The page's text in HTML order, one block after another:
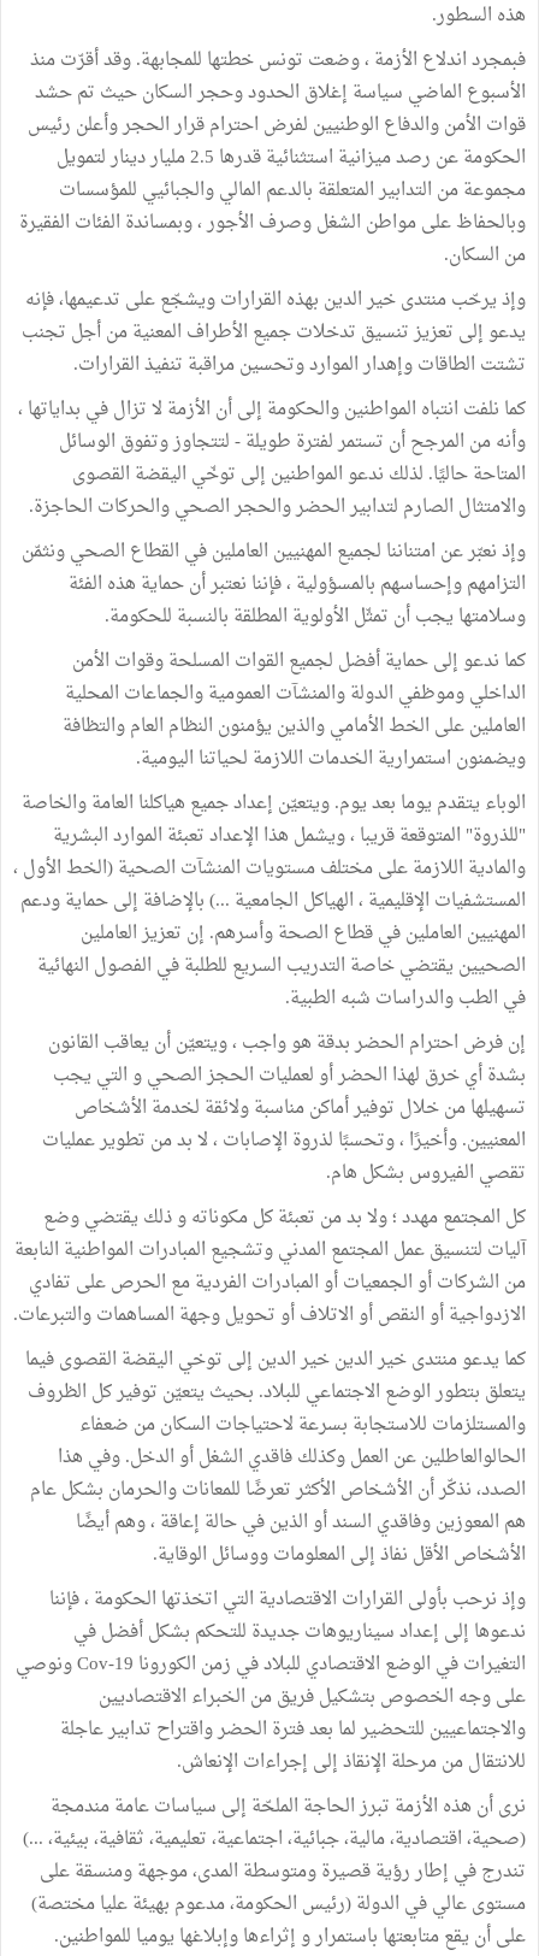
هذه السطور.
فبمجرد اندلاع الأزمة ، وضعت تونس خطتها للمجابهة. وقد أقرّت منذ
الأسبوع الماضي سياسة إغلاق الحدود وحجر السكان حيث تم حشد
قوات الأمن والدفاع الوطنيين لفرض احترام قرار الحجر وأعلن رئيس
الحكومة عن رصد ميزانية استثنائية قدرها 2.5 مليار دينار لتمويل
مجموعة من التدابير المتعلقة بالدعم المالي والجبائيي للمؤسسات
وبالحفاظ على مواطن الشغل وصرف الأجور ، وبمساندة الفئات الفقيرة
من السكان.
وإذ يرحّب منتدى خير الدين بهذه القرارات ويشجّع على تدعيمها، فإنه
يدعو إلى تعزيز تنسيق تدخلات جميع الأطراف المعنية من أجل تجنب
تشتت الطاقات وإهدار الموارد وتحسين مراقبة تنفيذ القرارات.
كما نلفت انتباه المواطنين والحكومة إلى أن الأزمة لا تزال في بداياتها ،
وأنه من المرجح أن تستمر لفترة طويلة - لتتجاوز وتفوق الوسائل
المتاحة حاليًا. لذلك ندعو المواطنين إلى توخّي اليقضة القصوى
والامتثال الصارم لتدابير الحضر والحجر الصحي والحركات الحاجزة.
وإذ نعبّر عن امتناننا لجميع المهنيين العاملين في القطاع الصحي ونثمّن
التزامهم وإحساسهم بالمسؤولية ، فإننا نعتبر أن حماية هذه الفئة
وسلامتها يجب أن تمثّل الأولوية المطلقة بالنسبة للحكومة.
كما ندعو إلى حماية أفضل لجميع القوات المسلحة وقوات الأمن
الداخلي وموظفي الدولة والمنشآت العمومية والجماعات المحلية
العاملين على الخط الأمامي والذين يؤمنون النظام العام والتظافة
ويضمنون استمرارية الخدمات اللازمة لحياتنا اليومية.
الوباء يتقدم يوما بعد يوم. ويتعيّن إعداد جميع هياكلنا العامة والخاصة
"للذروة" المتوقعة قريبا ، ويشمل هذا الإعداد تعبئة الموارد البشرية
والمادية اللازمة على مختلف مستويات المنشآت الصحية (الخط الأول ،
المستشفيات الإقليمية ، الهياكل الجامعية ...) بالإضافة إلى حماية ودعم
المهنيين العاملين في قطاع الصحة وأسرهم. إن تعزيز العاملين
الصحيين يقتضي خاصة التدريب السريع للطلبة في الفصول النهائية
في الطب والدراسات شبه الطبية.
إن فرض احترام الحضر بدقة هو واجب ، ويتعيّن أن يعاقب القانون
بشدة أي خرق لهذا الحضر أو لعمليات الحجز الصحي و التي يجب
تسهيلها من خلال توفير أماكن مناسبة ولائقة لخدمة الأشخاص
المعنيين. وأخيرًا ، وتحسبًا لذروة الإصابات ، لا بد من تطوير عمليات
تقصي الفيروس بشكل هام.
كل المجتمع مهدد ؛ ولا بد من تعبئة كل مكوناته و ذلك يقتضي وضع
آليات لتنسيق عمل المجتمع المدني وتشجيع المبادرات المواطنية النابعة
من الشركات أو الجمعيات أو المبادرات الفردية مع الحرص على تفادي
الازدواجية أو النقص أو الاتلاف أو تحويل وجهة المساهمات والتبرعات.
كما يدعو منتدى خير الدين خير الدين إلى توخي اليقضة القصوى فيما
يتعلق بتطور الوضع الاجتماعي للبلاد. بحيث يتعيّن توفير كل الظروف
والمستلزمات للاستجابة بسرعة لاحتياجات السكان من ضعفاء
الحالوالعاطلين عن العمل وكذلك فاقدي الشغل أو الدخل. وفي هذا
الصدد، نذكّر أن الأشخاص الأكثر تعرضًا للمعانات والحرمان بشكل عام
هم المعوزين وفاقدي السند أو الذين في حالة إعاقة ، وهم أيضًا
الأشخاص الأقل نفاذ إلى المعلومات ووسائل الوقاية.
وإذ نرحب بأولى القرارات الاقتصادية التي اتخذتها الحكومة ، فإننا
ندعوها إلى إعداد سيناريوهات جديدة للتحكم بشكل أفضل في
التغيرات في الوضع الاقتصادي للبلاد في زمن الكورونا Cov-19 ونوصي
على وجه الخصوص بتشكيل فريق من الخبراء الاقتصاديين
والاجتماعيين للتحضير لما بعد فترة الحضر واقتراح تدابير عاجلة
للانتقال من مرحلة الإنقاذ إلى إجراءات الإنعاش.
نرى أن هذه الأزمة تبرز الحاجة الملحّة إلى سياسات عامة مندمجة
(صحية، اقتصادية، مالية، جبائية، اجتماعية، تعليمية، ثقافية، بيئية، ...)
تندرج في إطار رؤية قصيرة ومتوسطة المدى، موجهة ومنسقة على
مستوى عالي في الدولة (رئيس الحكومة، مدعوم بهيئة عليا مختصة)
على أن يقع متابعتها باستمرار و إثراءها وإبلاغها يوميا للمواطنين.